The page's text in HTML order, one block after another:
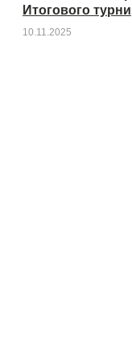
Итогового
10.11.2025